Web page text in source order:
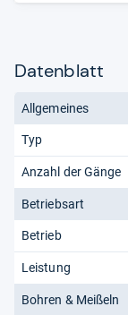
Datenblatt
Allgemeines
Typ
Anzahl der Gänge
Betriebsart
Betrieb
Leistung
Bohren & Meißeln